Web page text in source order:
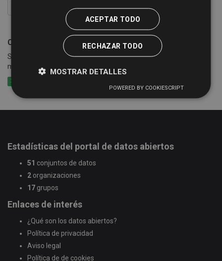
FILTRAR RESULTADOS
Censo empresarial de actividades económicas
Suma de las cuotas tributarias del impuesto por epígrafes y
municipios
XLSX
Estadísticas del portal de datos abiertos
51 conjuntos de datos
2 organizaciones
17 grupos
Enlaces de interés
¿Qué son los datos abiertos?
Política de privacidad
Aviso legal
Política de de cookies
ACEPTAR TODO
RECHAZAR TODO
MOSTRAR DETALLES
POWERED BY COOKIESCRIPT